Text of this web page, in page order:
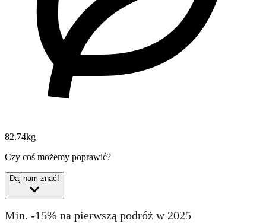
82.74kg
Czy coś możemy poprawić?
Daj nam znać!
Min. -15% na pierwszą podróż w 2025